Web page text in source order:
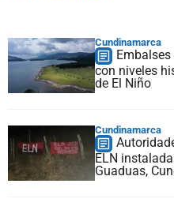
Cundinamarca
con niveles
de El Niño
Cundinamarca
ELN
Guaduas,